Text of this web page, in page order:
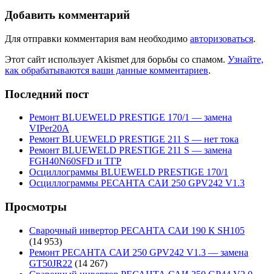
Добавить комментарий
Для отправки комментария вам необходимо авторизоваться.
Этот сайт использует Akismet для борьбы со спамом. Узнайте,
как обрабатываются ваши данные комментариев.
Последний пост
Ремонт BLUEWELD PRESTIGE 170/1 — замена
VIPer20A
Ремонт BLUEWELD PRESTIGE 211 S — нет тока
Ремонт BLUEWELD PRESTIGE 211 S — замена
FGH40N60SFD и ТГР
Осциллограммы BLUEWELD PRESTIGE 170/1
Осциллограммы РЕСАНТА САИ 250 GPV242 V1.3
Просмотры
Сварочный инвертор РЕСАНТА САИ 190 К SH105
(14 953)
Ремонт РЕСАНТА САИ 250 GPV242 V1.3 — замена
GT50JR22 (14 267)